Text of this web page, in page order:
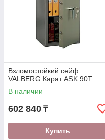
Взломостойкий сейф
VALBERG Карат ASK 90Т
В наличии
602 840 ₸
Купить